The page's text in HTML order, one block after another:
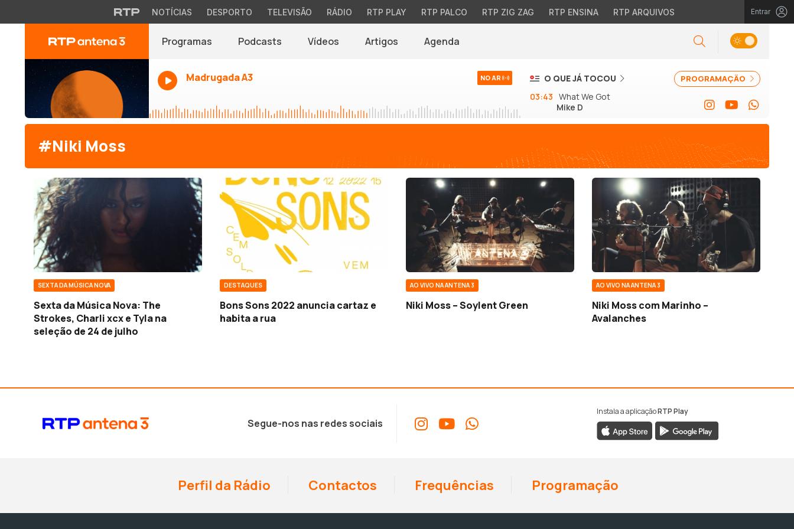
NOTÍCIAS DESPORTO TELEVISÃO RÁDIO RTP PLAY RTP PALCO RTP ZIG ZAG RTP ENSINA RTP ARQUIVOS Entrar
Programas Podcasts Vídeos Artigos Agenda
Madrugada A3 NO AR PROGRAMAÇÃO
O QUE JÁ TOCOU
03:43 What We Got
Mike D
#Niki Moss
SEXTA DA MÚSICA NOVA
Sexta da Música Nova: The
Strokes, Charli xcx e Tyla na
seleção de 24 de julho
DESTAQUES
Bons Sons 2022 anuncia cartaz e
habita a rua
AO VIVO NA ANTENA 3
Niki Moss – Soylent Green
AO VIVO NA ANTENA 3
Niki Moss com Marinho –
Avalanches
Segue-nos nas redes sociais
Instala a aplicaçãoRTP Play
Perfil da Rádio Contactos Frequências Programação